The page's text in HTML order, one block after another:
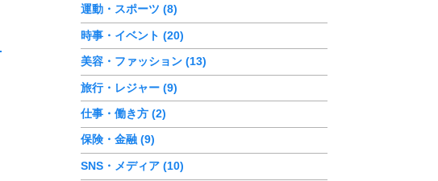
運動・スポーツ (8)
時事・イベント (20)
美容・ファッション (13)
旅行・レジャー (9)
仕事・働き方 (2)
保険・金融 (9)
SNS・メディア (10)